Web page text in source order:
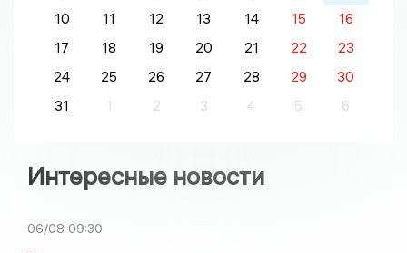
10
11 12 13 14 15
16
17
18 19 20 21 22
23
24
25 26 27 28 29
30
31
1 2 3 4 5 6
Интересные новости
06/08 09:30